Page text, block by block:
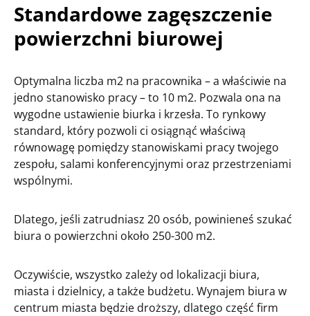
Standardowe zagęszczenie
powierzchni biurowej
Optymalna liczba m2 na pracownika – a właściwie na
jedno stanowisko pracy – to 10 m2. Pozwala ona na
wygodne ustawienie biurka i krzesła. To rynkowy
standard, który pozwoli ci osiągnąć właściwą
równowagę pomiędzy stanowiskami pracy twojego
zespołu, salami konferencyjnymi oraz przestrzeniami
wspólnymi.
Dlatego, jeśli zatrudniasz 20 osób, powinieneś szukać
biura o powierzchni około 250-300 m2.
Oczywiście, wszystko zależy od lokalizacji biura,
miasta i dzielnicy, a także budżetu. Wynajem biura w
centrum miasta będzie droższy, dlatego część firm